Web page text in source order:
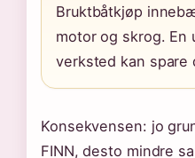
Bruktbåtkjøp
motor og skrog.
verksted kan spare
Konsekvensen: jo
FINN, desto mindre